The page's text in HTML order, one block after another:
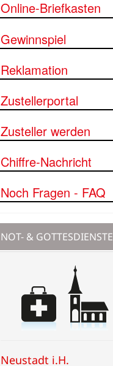
Online-Briefkasten
Gewinnspiel
Reklamation
Zustellerportal
Zusteller werden
Chiffre-Nachricht
Noch Fragen - FAQ
NOT- & GOTTESDIENSTE
Neustadt i.H.